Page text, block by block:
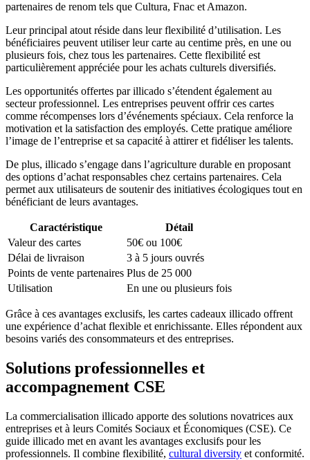
partenaires de renom tels que Cultura, Fnac et Amazon.
Leur principal atout réside dans leur flexibilité d’utilisation. Les
bénéficiaires peuvent utiliser leur carte au centime près, en une ou
plusieurs fois, chez tous les partenaires. Cette flexibilité est
particulièrement appréciée pour les achats culturels diversifiés.
Les opportunités offertes par illicado s’étendent également au
secteur professionnel. Les entreprises peuvent offrir ces cartes
comme récompenses lors d’événements spéciaux. Cela renforce la
motivation et la satisfaction des employés. Cette pratique améliore
l’image de l’entreprise et sa capacité à attirer et fidéliser les talents.
De plus, illicado s’engage dans l’agriculture durable en proposant
des options d’achat responsables chez certains partenaires. Cela
permet aux utilisateurs de soutenir des initiatives écologiques tout en
bénéficiant de leurs avantages.
Caractéristique
Détail
Valeur des cartes
50€ ou 100€
Délai de livraison
3 à 5 jours ouvrés
Points de vente partenaires Plus de 25 000
Utilisation
En une ou plusieurs fois
Grâce à ces avantages exclusifs, les cartes cadeaux illicado offrent
une expérience d’achat flexible et enrichissante. Elles répondent aux
besoins variés des consommateurs et des entreprises.
Solutions professionnelles et
accompagnement CSE
La commercialisation illicado apporte des solutions novatrices aux
entreprises et à leurs Comités Sociaux et Économiques (CSE). Ce
guide illicado met en avant les avantages exclusifs pour les
professionnels. Il combine flexibilité, cultural diversity et conformité.